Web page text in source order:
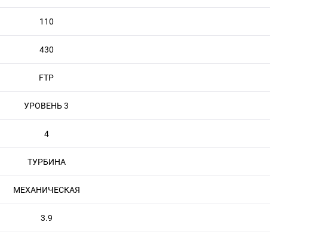
110
430
FTP
УРОВЕНЬ 3
4
ТУРБИНА
МЕХАНИЧЕСКАЯ
3.9